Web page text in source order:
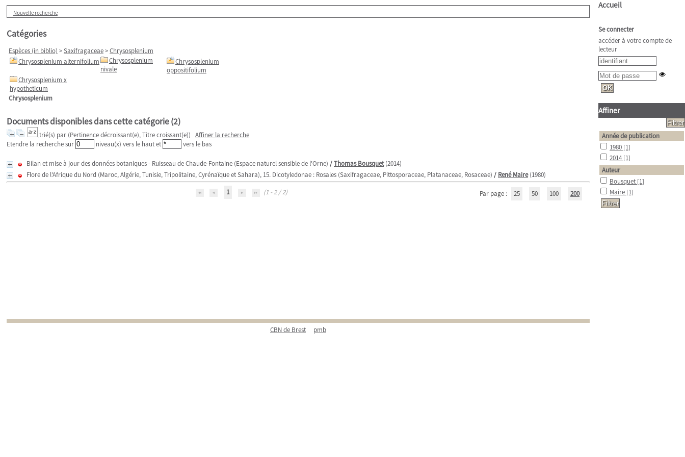
Nouvelle recherche
Catégories
Espèces (in biblio) >Saxifragaceae>Chrysosplenium
Chrysosplenium alternifolium
Chrysosplenium
nivale
Chrysosplenium
oppositifolium
Chrysosplenium x
hypotheticum
Chrysosplenium
Documents disponibles dans cette catégorie (2)
trié(s) par (Pertinence décroissant(e), Titre croissant(e)) Affiner la recherche
Etendre la recherche sur
niveau(x) vers le haut et vers le bas
Bilan et mise à jour des données botaniques - Ruisseau de Chaude-Fontaine (Espace naturel sensible de l'Orne) /Thomas Bousquet(2014)
Flore de l'Afrique du Nord (Maroc, Algérie, Tunisie, Tripolitaine, Cyrénaïque et Sahara), 15. Dicotyledonae : Rosales (Saxifragaceae, Pittosporaceae, Platanaceae, Rosaceae) / René Maire(1980)
1
(1 - 2 / 2) Par page : 25 50 100 200
CBN de Brest pmb
Accueil
Se connecter
accéder à votre compte de
lecteur
Affiner
Année de publication
1980 [1]
2014 [1]
Auteur
Bousquet [1]
Maire [1]